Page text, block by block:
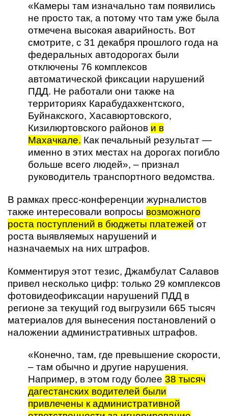
«Камеры там изначально там появились
не просто так, а потому что там уже была
отмечена высокая аварийность. Вот
смотрите, с 31 декабря прошлого года на
федеральных автодорогах были
отключены 76 комплексов
автоматической фиксации нарушений
ПДД. Не работали они также на
территориях Карабудахкентского,
Буйнакского, Хасавюртовского,
Кизилюртовского районов и в
Махачкале. Как печальный результат —
именно в этих местах на дорогах погибло
больше всего людей», – признал
руководитель транспортного ведомства.
В рамках пресс-конференции журналистов
также интересовали вопросы возможного
роста поступлений в бюджеты платежей от
роста выявляемых нарушений и
назначаемых на них штрафов.
Комментируя этот тезис, Джамбулат Салавов
привел несколько цифр: только 29 комплексов
фотовидеофиксации нарушений ПДД в
регионе за текущий год выгрузили 665 тысяч
материалов для вынесения постановлений о
наложении административных штрафов.
«Конечно, там, где превышение скорости,
– там обычно и другие нарушения.
Например, в этом году более 38 тысяч
дагестанских водителей были
привлечены к административной